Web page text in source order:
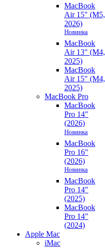
MacBook
Air 15" (M5,
2026)
Новинка
MacBook
Air 13" (M4,
2025)
MacBook
Air 15" (M4,
2025)
MacBook Pro
MacBook
Pro 14"
(2026)
Новинка
MacBook
Pro 16"
(2026)
Новинка
MacBook
Pro 14"
(2025)
MacBook
Pro 14"
(2024)
Apple Mac
iMac